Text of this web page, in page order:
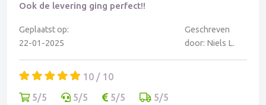
Ook de levering ging perfect!!
Geplaatst op:
22-01-2025
Geschreven
door: Niels L.
10 / 10
5/5
5/5 5/5
5/5